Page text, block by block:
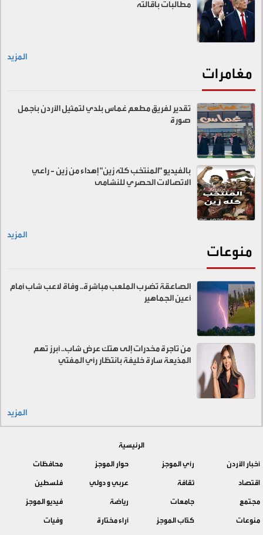
مطالبات باقالته
المزيد
مغامرات
تقدير لفريق مطعم غماس بلدي لتمثيل الأردن بأجمل
صورة
بالفيديو "المنتخب كلّه زين" إهداء من زين - راعي
الاتصالات الحصري للنشامى
المزيد
منوعات
الصاعقة تضرب الملعب مباشرة.. وفاة لاعب شاب أمام
أعين الجماهير
من تاجرة مخدرات إلى هتك عرض شاب.. أبرز تهم
المذيعة سارة خليفة بانتظار رأي المفتي
المزيد
الرئيسية
أخبار الأردن
رأي الموجز حوار الموجز
محافظات
اقتصاد
ثقافة عربي و دولي
فلسطين
مجتمع
جامعات رياضة
فيديو الموجز
منوعات
كتّاب الموجز آراء مختارة
وفيات